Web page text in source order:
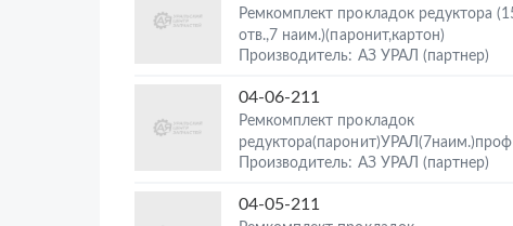
Ремкомплект прокладок редуктора
отв.,7 наим.)(паронит,картон)
Производитель: АЗ УРАЛ (партнер)
04-06-211
Ремкомплект прокладок
редуктора(паронит)УРАЛ(7наим.)проф
Производитель: АЗ УРАЛ (партнер)
04-05-211